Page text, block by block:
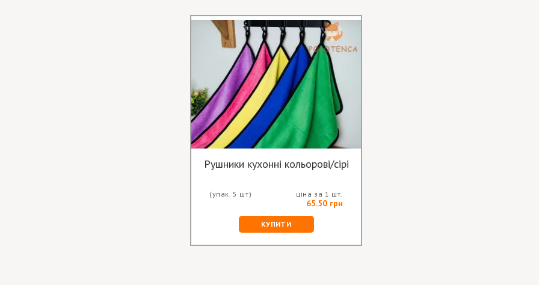
Рушники кухонні кольорові/сірі
(упак. 5 шт) ціна за 1 шт.
65.50 грн
КУПИТИ